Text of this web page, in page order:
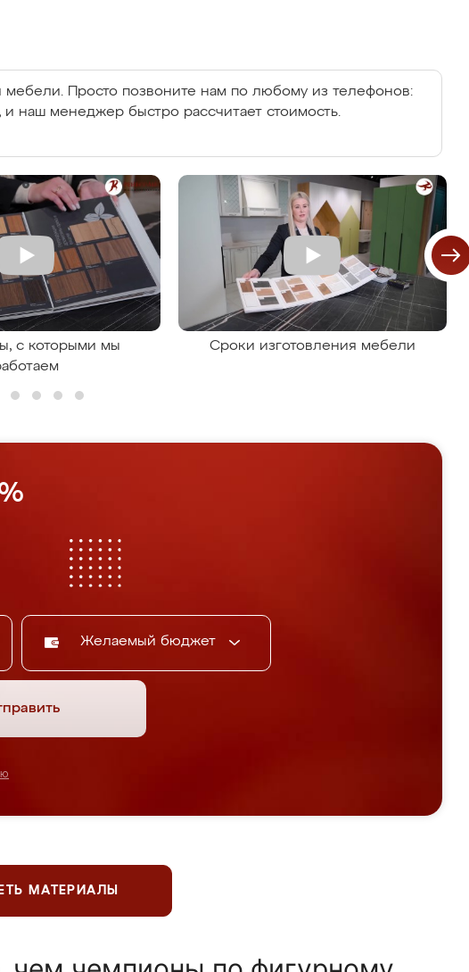
мебели. Просто позвоните нам по любому из телефонов:
, и наш менеджер быстро рассчитает стоимость.
с которыми мы
Сроки изготовления мебели
Желаемый бюджет
МАТЕРИАЛЫ